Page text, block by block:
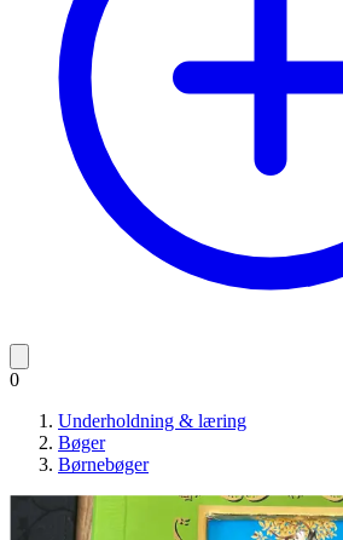
0
Underholdning & læring
Bøger
Børnebøger